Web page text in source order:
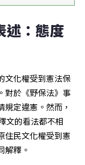
述：態度
文化權受到憲法保
對於《野保法》事
定違憲。然而，
文的看法都不相
住民文化權受到憲
解釋。